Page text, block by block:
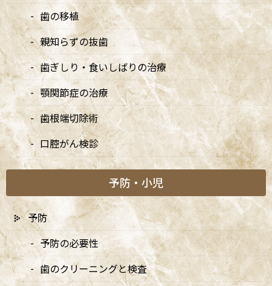
お知らせ
大切なお知らせ
矯正診療日
新着情報
7/20は9:00〜15:00診療、8/10・8/11は休診です
7月・8月の矯正診療日のお知らせ
2026/07/03
8月・9月の診療日変更のお知らせ
2026/04/13
歯の移植
親知らずの抜歯
歯ぎしり・食いしばりの治療
顎関節症の治療
歯根端切除術
口腔がん検診
予防・小児
予防
予防の必要性
歯のクリーニングと検査